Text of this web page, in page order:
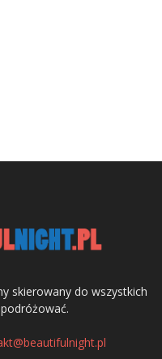
skierowany do wszystkich